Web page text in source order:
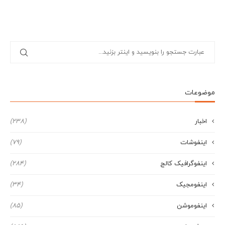
موضوعات
اخبار (238)
اینفوشات (79)
اینفوگرافیک کالج (284)
اینفومجیک (34)
اینفوموشن (85)